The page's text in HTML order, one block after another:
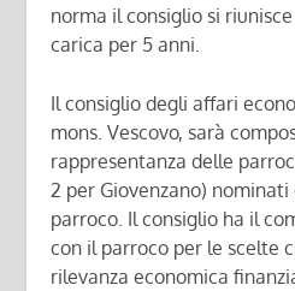
norma il consiglio si
carica per 5 anni.
Il consiglio degli affari
mons. Vescovo, sarà
rappresentanza delle
2 per Giovenzano)
parroco. Il consiglio ha il
con il parroco per le scelte
rilevanza economica